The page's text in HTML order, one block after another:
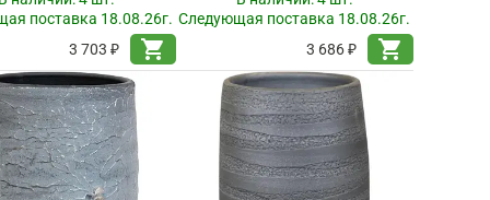
поставка 18.08.26г.
3 703 ₽
shopping_cart
Следующая поставка 18.08.26г.
3 686 ₽
shopping_cart